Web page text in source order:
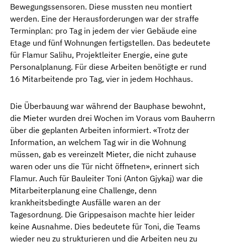
Bewegungssensoren. Diese mussten neu montiert
werden. Eine der Herausforderungen war der straffe
Terminplan: pro Tag in jedem der vier Gebäude eine
Etage und fünf Wohnungen fertigstellen. Das bedeutete
für Flamur Salihu, Projektleiter Energie, eine gute
Personalplanung. Für diese Arbeiten benötigte er rund
16 Mitarbeitende pro Tag, vier in jedem Hochhaus.
Die Überbauung war während der Bauphase bewohnt,
die Mieter wurden drei Wochen im Voraus vom Bauherrn
über die geplanten Arbeiten informiert. «Trotz der
Information, an welchem Tag wir in die Wohnung
müssen, gab es vereinzelt Mieter, die nicht zuhause
waren oder uns die Tür nicht öffneten», erinnert sich
Flamur. Auch für Bauleiter Toni (Anton Gjykaj) war die
Mitarbeiterplanung eine Challenge, denn
krankheitsbedingte Ausfälle waren an der
Tagesordnung. Die Grippesaison machte hier leider
keine Ausnahme. Dies bedeutete für Toni, die Teams
wieder neu zu strukturieren und die Arbeiten neu zu